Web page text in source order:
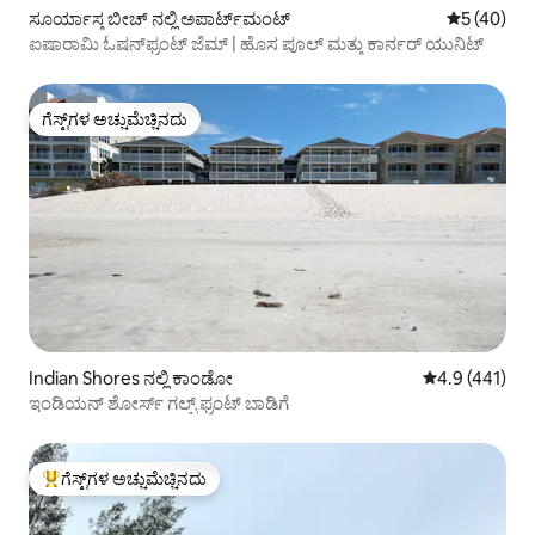
ಸೂರ್ಯಾಸ್ತ ಬೀಚ್ ನಲ್ಲಿ ಅಪಾರ್ಟ್‌ಮಂಟ್ 5 ರಲ್ಲಿ 5
5 (40)
ಐಷಾರಾಮಿ ಓಷನ್‌ಫ್ರಂಟ್ ಜೆಮ್ | ಹೊಸ ಪೂಲ್ ಮತ್ತು ಕಾರ್ನರ್ ಯುನಿಟ್
ಗೆಸ್ಟ್‌ಗಳ ಅಚ್ಚುಮೆಚ್ಚಿನದು
ಗೆಸ್ಟ್‌ಗಳ ಅಚ್ಚುಮೆಚ್ಚಿನದು
Indian Shores ನಲ್ಲಿ ಕಾಂಡೋ 5 ರಲ್ಲಿ 4.9
4.9 (441)
ಇಂಡಿಯನ್ ಶೋರ್ಸ್ ಗಲ್ಫ್ ಫ್ರಂಟ್ ಬಾಡಿಗೆ
ಗೆಸ್ಟ್‌ಗಳಿಗೆ ಅತಿ ಹೆಚ್ಚು ಅಚ್ಚುಮೆಚ್ಚಿನದು
ಗೆಸ್ಟ್‌ಗಳ ಅಚ್ಚುಮೆಚ್ಚಿನದು